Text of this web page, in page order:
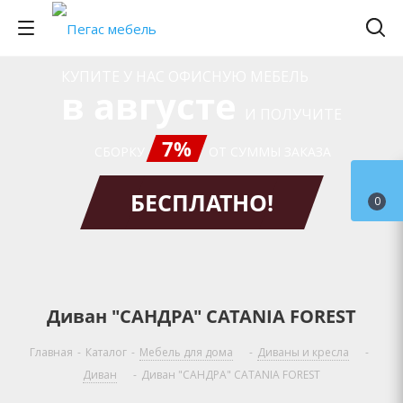
СБОРКУ 7%
БЕСПЛАТНО!
Диван "САНДРА" CATANIA FOREST
Главная - Каталог - Мебель для дома - Диваны и кресла
-
Диван
- Диван "САНДРА" CATANIA FOREST
0